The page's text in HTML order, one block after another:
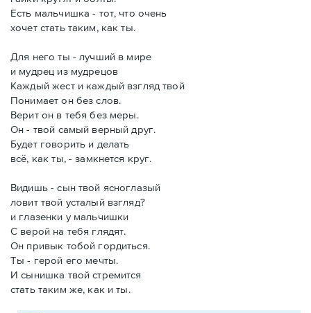
Есть мальчишка - тот, что очень
хочет стать таким, как ты.
Для него ты - лучший в мире
и мудрец из мудрецов
Каждый жест и каждый взгляд твой
Понимает он без слов.
Верит он в тебя без меры.
Он - твой самый верный друг.
Будет говорить и делать
всё, как ты, - замкнется круг.
Видишь - сын твой ясноглазый
ловит твой усталый взгляд?
и глазенки у мальчишки
С верой на тебя глядят.
Он привык тобой гордиться.
Ты - герой его мечты.
И сынишка твой стремится
стать таким же, как и ты.